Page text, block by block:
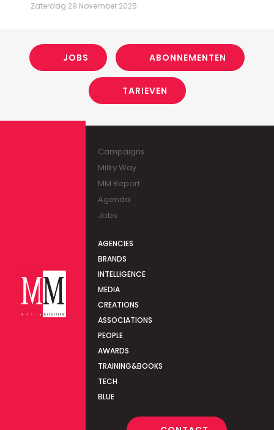
Zaterdag 29 November 2025
JOBS ABONNEMENTEN
TARIEVEN
Campaigns
Milky Way
MM Report
Agenda
Jobs
AGENCIES
BRANDS
INTELLIGENCE
MEDIA
CREATIONS
ASSOCIATIONS
PEOPLE
AWARDS
TRAINING&BOOKS
TECH
BLUE